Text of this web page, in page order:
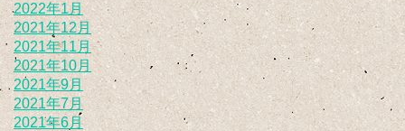
2022年1月
2021年12月
2021年11月
2021年10月
2021年9月
2021年7月
2021年6月